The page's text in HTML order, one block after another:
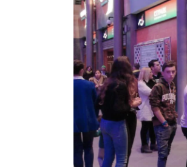
Madrid 2026 2 - 08
de octubre
Castilla-La Mancha
22 de octubre
Barcelona 2026 2 -
05 de noviembre